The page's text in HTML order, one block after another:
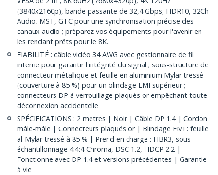
(3840x2160p), bande passante de 32,4 Gbps, HDR10, 32Ch
Audio, MST, GTC pour une synchronisation précise des
canaux audio ; préparez vos équipements pour l'avenir en
les rendant prêts pour le 8K.
FIABILITÉ : câble vidéo 34 AWG avec gestionnaire de fil
interne pour garantir l'intégrité du signal ; sous-structure de
connecteur métallique et feuille en aluminium Mylar tressé
(couverture à 85 %) pour un blindage EMI supérieur ;
connecteurs DP à verrouillage plaqués or empêchant toute
déconnexion accidentelle
SPÉCIFICATIONS : 2 mètres | Noir | Câble DP 1.4 | Cordon
mâle-mâle | Connecteurs plaqués or | Blindage EMI : feuille
al-Mylar tressé à 85 % | Prend en charge : HBR3, sous-
échantillonnage 4:4:4 Chroma, DSC 1.2, HDCP 2.2 |
Fonctionne avec DP 1.4 et versions précédentes | Garantie
à vie